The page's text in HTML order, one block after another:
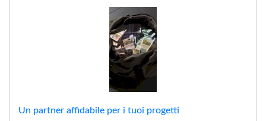
Un partner affidabile per i tuoi progetti